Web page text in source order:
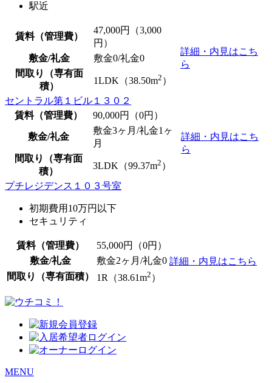
駅近
賃料（管理費）
47,000円（3,000
円）
詳細・内見はこち
ら
敷金/礼金 敷金0/礼金0
間取り（専有面
積）
1LDK（38.50m2 ）
セントラル第１ビル１３０２
賃料（管理費）
90,000円（0円）
詳細・内見はこち
ら
敷金/礼金
敷金3ヶ月/礼金1ヶ
月
間取り（専有面
積）
3LDK（99.37m2 ）
プチレジデンス１０３号室
初期費用10万円以下
セキュリティ
賃料（管理費） 55,000円（0円）
詳細・内見はこちら
敷金/礼金 敷金2ヶ月/礼金0
間取り（専有面積）
1R（38.61m2 ）
MENU